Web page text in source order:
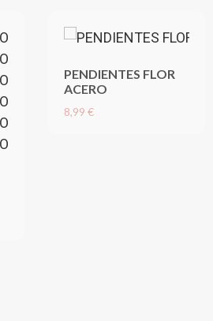
PENDIENTES FLOR
ACERO
8,99 €